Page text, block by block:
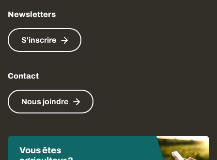
Newsletters
S'inscrire
Contact
Nous joindre
Vous êtes